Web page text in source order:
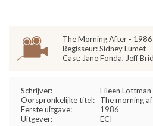
The Morning After - 1986
Regisseur: Sidney Lumet
Cast: Jane Fonda, Jeff
Schrijver:
Eileen Lottman
Oorspronkelijke titel:
The morning
Eerste uitgave:
1986
Uitgever:
ECI